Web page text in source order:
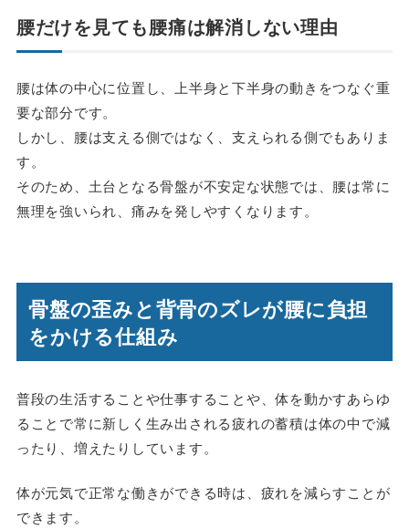
腰だけを見ても腰痛は解消しない理由
腰は体の中心に位置し、上半身と下半身の動きをつなぐ重
要な部分です。
しかし、腰は支える側ではなく、支えられる側でもありま
す。
そのため、土台となる骨盤が不安定な状態では、腰は常に
無理を強いられ、痛みを発しやすくなります。
骨盤の歪みと背骨のズレが腰に負担
をかける仕組み
普段の生活することや仕事することや、体を動かすあらゆ
ることで常に新しく生み出される疲れの蓄積は体の中で減
ったり、増えたりしています。
体が元気で正常な働きができる時は、疲れを減らすことが
できます。